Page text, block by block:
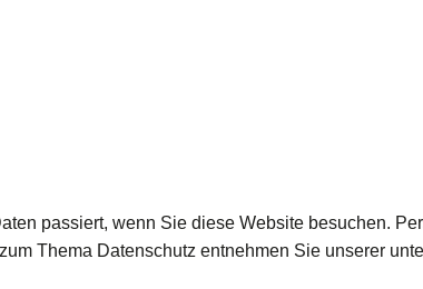
passiert, wenn Sie diese Website besuchen.
Thema Datenschutz entnehmen Sie unserer